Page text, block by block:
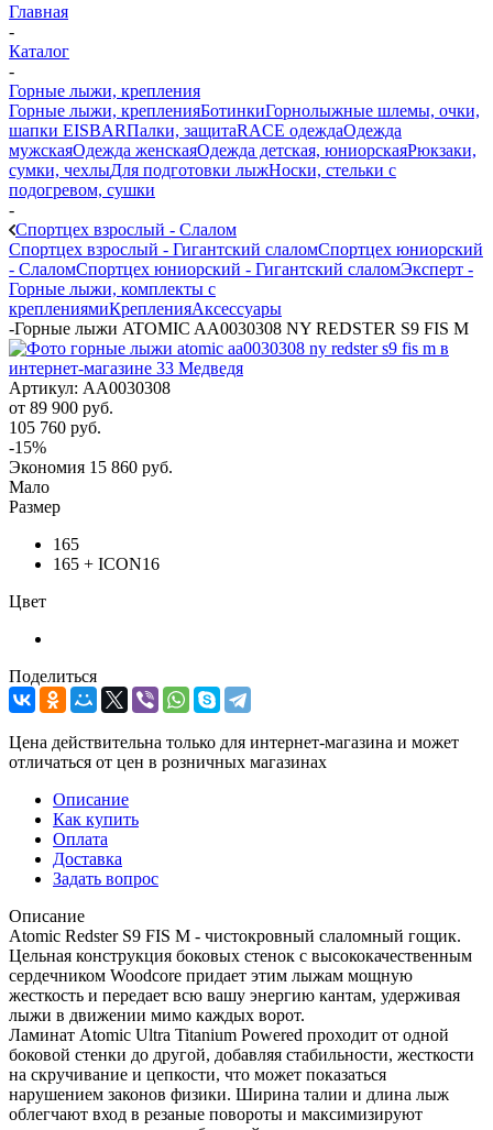
Главная
-
Каталог
-
Горные лыжи, крепления
Горные лыжи, крепленияБотинкиГорнолыжные шлемы, очки,
шапки EISBARПалки, защитаRACE одеждаОдежда
мужскаяОдежда женскаяОдежда детская, юниорскаяРюкзаки,
сумки, чехлыДля подготовки лыжНоски, стельки с
подогревом, сушки
-
Спортцех взрослый - Слалом
Спортцех взрослый - Гигантский слаломСпортцех юниорский
- СлаломСпортцех юниорский - Гигантский слаломЭксперт -
Горные лыжи, комплекты с
креплениямиКрепленияАксессуары
-Горные лыжи ATOMIC AA0030308 NY REDSTER S9 FIS M
Артикул: AA0030308
от 89 900 руб.
105 760 руб.
-15%
Экономия 15 860 руб.
Мало
Размер
165
165 + ICON16
Цвет
Поделиться
Цена действительна только для интернет-магазина и может
отличаться от цен в розничных магазинах
Описание
Как купить
Оплата
Доставка
Задать вопрос
Описание
Atomic Redster S9 FIS M - чистокровный слаломный гощик.
Цельная конструкция боковых стенок с высококачественным
сердечником Woodcore придает этим лыжам мощную
жесткость и передает всю вашу энергию кантам, удерживая
лыжи в движении мимо каждых ворот.
Ламинат Atomic Ultra Titanium Powered проходит от одной
боковой стенки до другой, добавляя стабильности, жесткости
на скручивание и цепкости, что может показаться
нарушением законов физики. Ширина талии и длина лыж
облегчают вход в резаные повороты и максимизируют